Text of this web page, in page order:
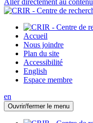
Accueil
Nous joindre
Plan du site
Accessibilité
English
Espace membre
en
Ouvrir/fermer le menu